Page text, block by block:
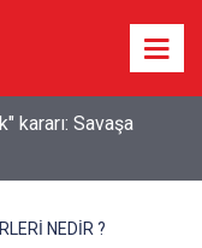
kararı: Savaşa
NEDİR ?